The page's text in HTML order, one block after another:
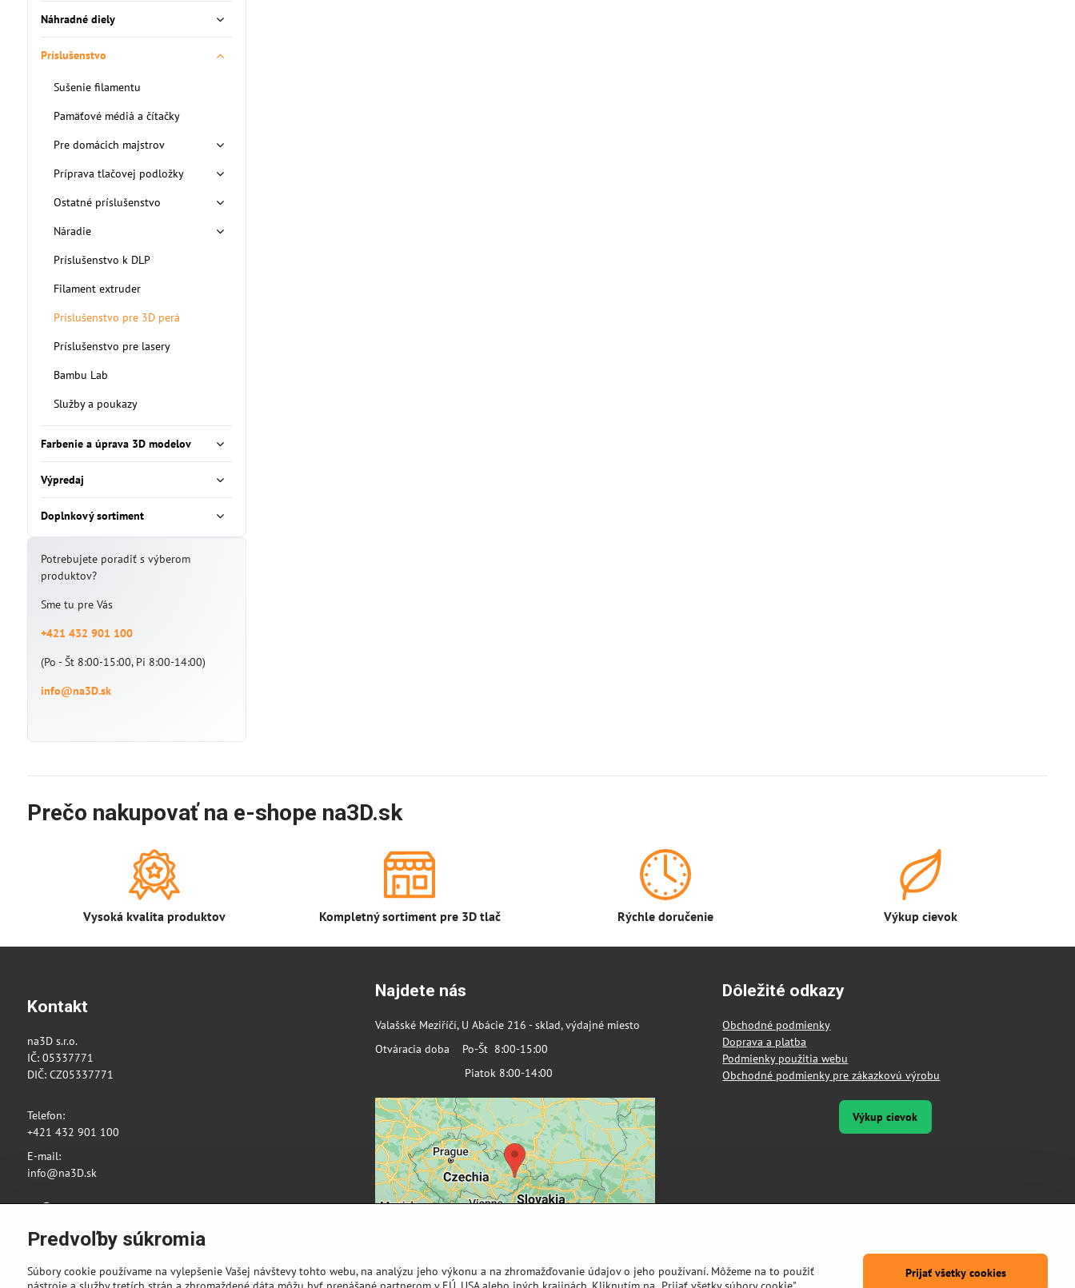
Potrebujete poradiť s výberom
produktov?
Sme tu pre Vás
+421 432 901 100
(Po - Št 8:00-15:00, Pi 8:00-14:00)
info@na3D.sk
Náhradné diely
Príslušenstvo
Sušenie filamentu
Pamäťové médiá a čítačky
Pre domácich majstrov
Príprava tlačovej podložky
Ostatné príslušenstvo
Náradie
Príslušenstvo k DLP
Filament extruder
Príslušenstvo pre 3D perá
Príslušenstvo pre lasery
Bambu Lab
Služby a poukazy
Farbenie a úprava 3D modelov
Výpredaj
Doplnkový sortiment
Prečo nakupovať na e-shope na3D.sk
Vysoká kvalita produktov Kompletný sortiment pre 3D tlač Rýchle doručenie Výkup cievok
Kontakt
na3D s.r.o.
IČ: 05337771
DIČ: CZ05337771
Telefon:
+421 432 901 100
E-mail:
info@na3D.sk
Najdete nás
Valašské Meziříčí, U Abácie 216 - sklad, výdajné miesto
Otváracia doba Po-Št 8:00-15:00
Piatok 8:00-14:00
Dôležité odkazy
Obchodné podmienky
Doprava a platba
Podmienky použitia webu
Obchodné podmienky pre zákazkovú výrobu
Výkup cievok
Predvoľby súkromia
Súbory cookie používame na vylepšenie Vašej návštevy tohto webu, na analýzu jeho výkonu a na zhromažďovanie údajov o jeho používaní. Môžeme na to použiť
Prijať všetky cookies